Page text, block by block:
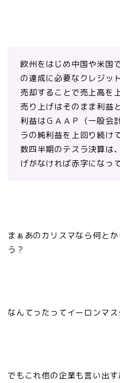
欧州をはじめ中国や米国
の達成に必要なクレジッ
売却することで売上高を
売り上げはそのまま利益
利益はＧＡＡＰ（一般会
ラの純利益を上回り続け
数四半期のテスラ決算は
げがなければ赤字になっ
まぁあのカリスマなら何と
う？
なんてったってイーロンマ
でもこれ他の企業も言い出